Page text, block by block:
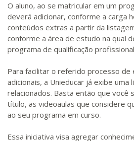
O aluno, ao se matricular em um
deverá adicionar, conforme a carga
conteúdos extras a partir da
conforme a área de estudo na qual
programa de qualificação
Para facilitar o referido processo de
adicionais, a Unieducar já exibe
relacionados. Basta então que você
título, as videoaulas que considere
ao seu programa em curso.
Essa iniciativa visa agregar